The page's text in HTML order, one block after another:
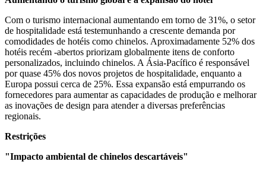
Com o turismo internacional aumentando em torno de 31%, o setor
de hospitalidade está testemunhando a crescente demanda por
comodidades de hotéis como chinelos. Aproximadamente 52% dos
hotéis recém -abertos priorizam globalmente itens de conforto
personalizados, incluindo chinelos. A Ásia-Pacífico é responsável
por quase 45% dos novos projetos de hospitalidade, enquanto a
Europa possui cerca de 25%. Essa expansão está empurrando os
fornecedores para aumentar as capacidades de produção e melhorar
as inovações de design para atender a diversas preferências
regionais.
Restrições
"Impacto ambiental de chinelos descartáveis"